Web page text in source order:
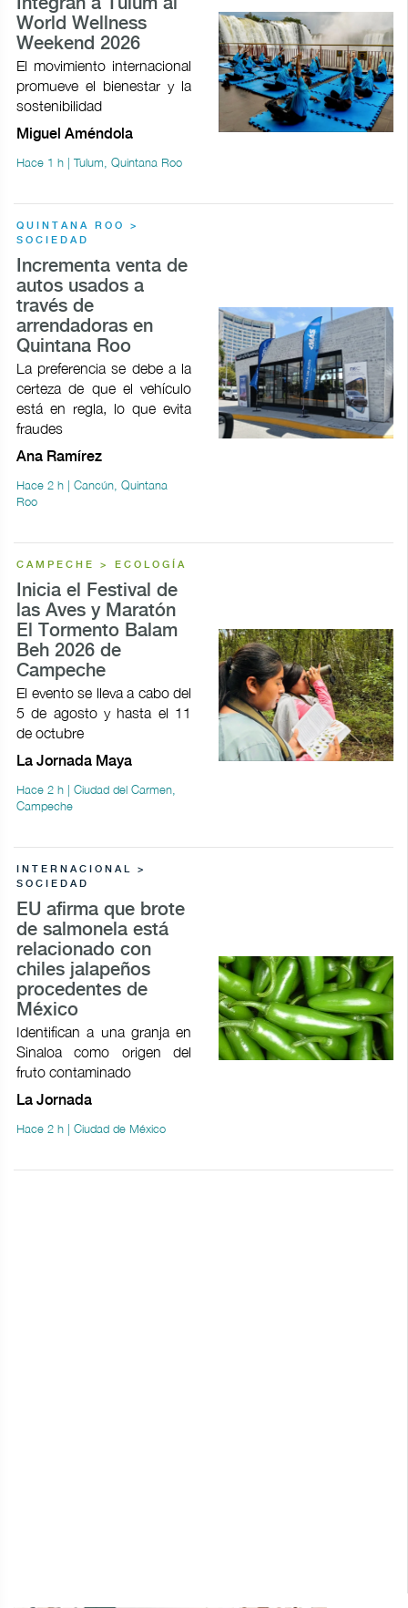
World Wellness
Weekend 2026
El movimiento internacional
promueve el bienestar y la
sostenibilidad
Miguel Améndola
Hace 1 h | Tulum, Quintana Roo
QUINTANA ROO >
SOCIEDAD
Incrementa venta de
autos usados a
través de
arrendadoras en
Quintana Roo
La preferencia se debe a la
certeza de que el vehículo
está en regla, lo que evita
fraudes
Ana Ramírez
Hace 2 h | Cancún, Quintana
Roo
CAMPECHE > ECOLOGÍA
Inicia el Festival de
las Aves y Maratón
El Tormento Balam
Beh 2026 de
Campeche
El evento se lleva a cabo del
5 de agosto y hasta el 11
de octubre
La Jornada Maya
Hace 2 h | Ciudad del Carmen,
Campeche
INTERNACIONAL >
SOCIEDAD
EU afirma que brote
de salmonela está
relacionado con
chiles jalapeños
procedentes de
México
Identifican a una granja en
Sinaloa como origen del
fruto contaminado
La Jornada
Hace 2 h | Ciudad de México